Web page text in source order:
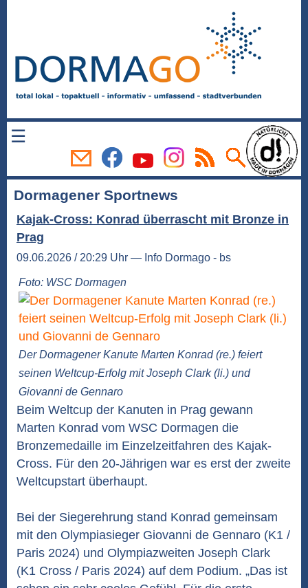
☰
Dormagener Sportnews
Kajak-Cross: Konrad überrascht mit Bronze in
Prag
09.06.2026 / 20:29 Uhr — Info Dormago - bs
Foto: WSC Dormagen
Der Dormagener Kanute Marten Konrad (re.) feiert
seinen Weltcup-Erfolg mit Joseph Clark (li.) und
Giovanni de Gennaro
Beim Weltcup der Kanuten in Prag gewann
Marten Konrad vom WSC Dormagen die
Bronzemedaille im Einzelzeitfahren des Kajak-
Cross. Für den 20-Jährigen war es erst der zweite
Weltcupstart überhaupt.
Bei der Siegerehrung stand Konrad gemeinsam
mit den Olympiasieger Giovanni de Gennaro (K1 /
Paris 2024) und Olympiazweiten Joseph Clark
(K1 Cross / Paris 2024) auf dem Podium. „Das ist